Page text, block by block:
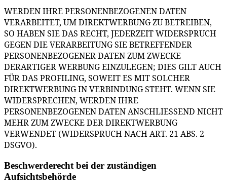
WERDEN IHRE PERSONENBEZOGENEN DATEN
VERARBEITET, UM DIREKTWERBUNG ZU BETREIBEN,
SO HABEN SIE DAS RECHT, JEDERZEIT WIDERSPRUCH
GEGEN DIE VERARBEITUNG SIE BETREFFENDER
PERSONENBEZOGENER DATEN ZUM ZWECKE
DERARTIGER WERBUNG EINZULEGEN; DIES GILT AUCH
FÜR DAS PROFILING, SOWEIT ES MIT SOLCHER
DIREKTWERBUNG IN VERBINDUNG STEHT. WENN SIE
WIDERSPRECHEN, WERDEN IHRE
PERSONENBEZOGENEN DATEN ANSCHLIESSEND NICHT
MEHR ZUM ZWECKE DER DIREKTWERBUNG
VERWENDET (WIDERSPRUCH NACH ART. 21 ABS. 2
DSGVO).
Beschwerderecht bei der zuständigen
Aufsichtsbehörde